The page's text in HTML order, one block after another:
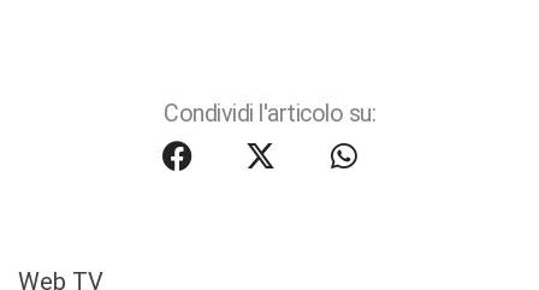
Condividi l'articolo su:
Web TV